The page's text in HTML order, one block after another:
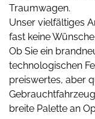
Traumwagen.
Unser vielfältiges
fast keine
Ob Sie ein
technologischen
preiswertes, aber
breite Palette an